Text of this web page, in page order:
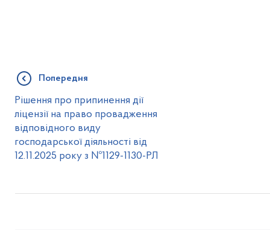
Попередня
Рішення про припинення дії
ліцензії на право провадження
відповідного виду
господарської діяльності від
12.11.2025 року з №1129-1130-РЛ